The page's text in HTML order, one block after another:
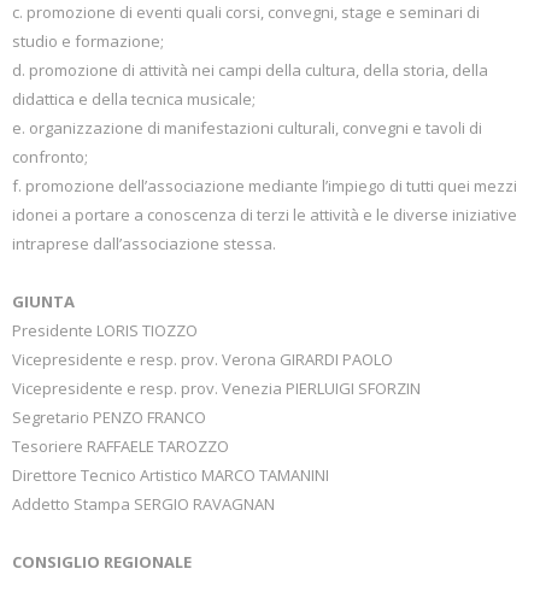
c. promozione di eventi quali corsi, convegni, stage e seminari di
studio e formazione;
d. promozione di attività nei campi della cultura, della storia, della
didattica e della tecnica musicale;
e. organizzazione di manifestazioni culturali, convegni e tavoli di
confronto;
f. promozione dell’associazione mediante l’impiego di tutti quei mezzi
idonei a portare a conoscenza di terzi le attività e le diverse iniziative
intraprese dall’associazione stessa.
GIUNTA
Presidente LORIS TIOZZO
Vicepresidente e resp. prov. Verona GIRARDI PAOLO
Vicepresidente e resp. prov. Venezia PIERLUIGI SFORZIN
Segretario PENZO FRANCO
Tesoriere RAFFAELE TAROZZO
Direttore Tecnico Artistico MARCO TAMANINI
Addetto Stampa SERGIO RAVAGNAN
CONSIGLIO REGIONALE